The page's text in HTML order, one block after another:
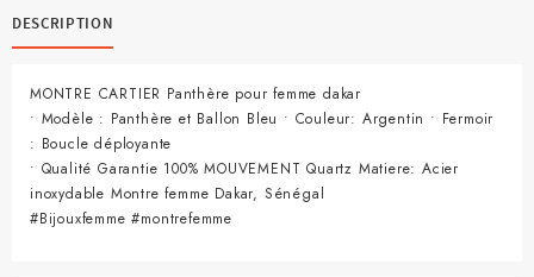
Femme
DESCRIPTION
MONTRE CARTIER Panthère pour femme dakar
• Modèle : Panthère et Ballon Bleu • Couleur: Argentin • Fermoir
: Boucle déployante
• Qualité Garantie 100% MOUVEMENT Quartz Matiere: Acier
inoxydable Montre femme Dakar, Sénégal
#Bijouxfemme #montrefemme